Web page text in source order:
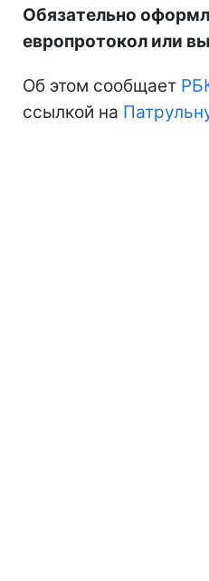
Обязательно
европротокол или
Об этом сообщает
ссылкой на